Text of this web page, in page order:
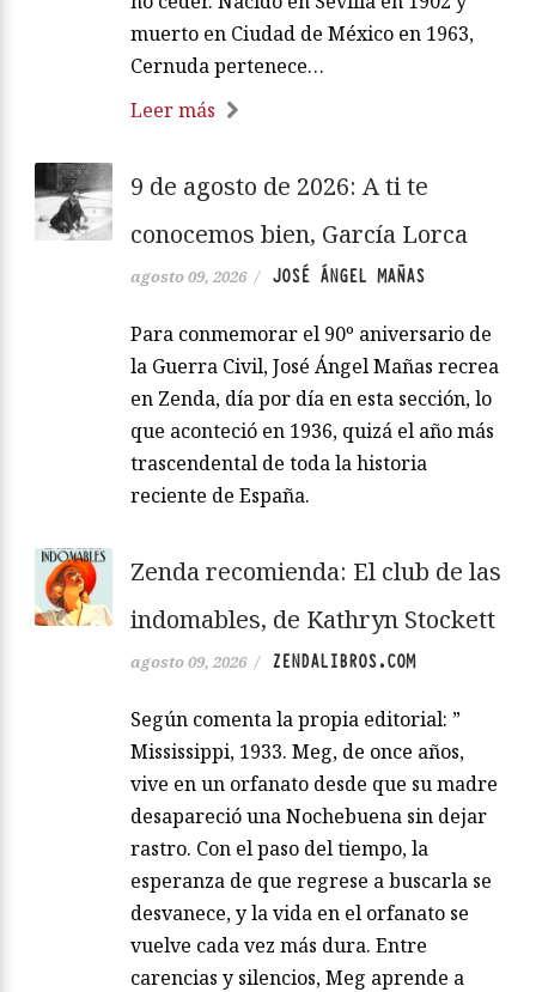
muerto en Ciudad de México en 1963,
Cernuda pertenece…
Leer más
9 de agosto de 2026: A ti te
conocemos bien, García Lorca
agosto 09, 2026 / JOSÉ ÁNGEL MAÑAS
Para conmemorar el 90º aniversario de
la Guerra Civil, José Ángel Mañas recrea
en Zenda, día por día en esta sección, lo
que aconteció en 1936, quizá el año más
trascendental de toda la historia
reciente de España.
Zenda recomienda: El club de las
indomables, de Kathryn Stockett
agosto 09, 2026 / ZENDALIBROS.COM
Según comenta la propia editorial: ”
Mississippi, 1933. Meg, de once años,
vive en un orfanato desde que su madre
desapareció una Nochebuena sin dejar
rastro. Con el paso del tiempo, la
esperanza de que regrese a buscarla se
desvanece, y la vida en el orfanato se
vuelve cada vez más dura. Entre
carencias y silencios, Meg aprende a